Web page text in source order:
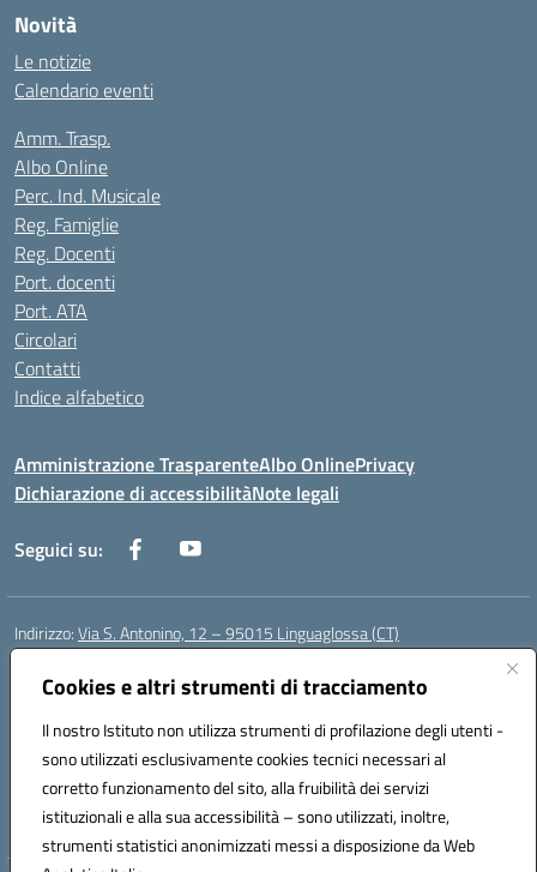
Cookies e altri strumenti di tracciamento
Il nostro Istituto non utilizza strumenti di profilazione degli utenti -
sono utilizzati esclusivamente cookies tecnici necessari al
corretto funzionamento del sito, alla fruibilità dei servizi
istituzionali e alla sua accessibilità – sono utilizzati, inoltre,
strumenti statistici anonimizzati messi a disposizione da Web
Novità
Le notizie
Calendario eventi
Amm. Trasp.
Albo Online
Perc. Ind. Musicale
Reg. Famiglie
Reg. Docenti
Port. docenti
Port. ATA
Circolari
Contatti
Indice alfabetico
Amministrazione TrasparenteAlbo OnlinePrivacy
Dichiarazione di accessibilitàNote legali
Seguici su:
Indirizzo:Via S. Antonino, 12 – 95015 Linguaglossa (CT)
Centralino:
Posta elettronica certificata (PEC):ctic83200r@pec.istruzione.it
Codice fiscale: 83002470876
Codice meccanografico:CTIC83200R
Codice Indice delle Pubbliche Amministrazioni (IPA): istsc_CTIC83200R
Codice unico di fatturazione (CUF): UF7TEB